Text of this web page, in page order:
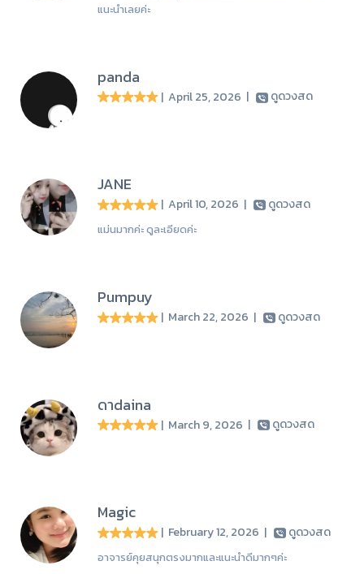
แนะนำเลยค่ะ
panda
| April 25, 2026 | ดูดวงสด
JANE
| April 10, 2026 | ดูดวงสด
แม่นมากค่ะ ดูละเอียดค่ะ
Pumpuy
| March 22, 2026 | ดูดวงสด
ดาdaina
| March 9, 2026 | ดูดวงสด
Magic
| February 12, 2026 | ดูดวงสด
อาจารย์คุยสนุกตรงมากและแนะนำดีมากๆค่ะ